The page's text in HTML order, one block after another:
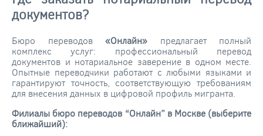
документов?
Бюро переводов «Онлайн» предлагает полный
комплекс услуг: профессиональный перевод
документов и нотариальное заверение в одном месте.
Опытные переводчики работают с любыми языками и
гарантируют точность, соответствующую требованиям
для внесения данных в цифровой профиль мигранта.
Филиалы бюро переводов “Онлайн” в Москве (выберите
ближайший):